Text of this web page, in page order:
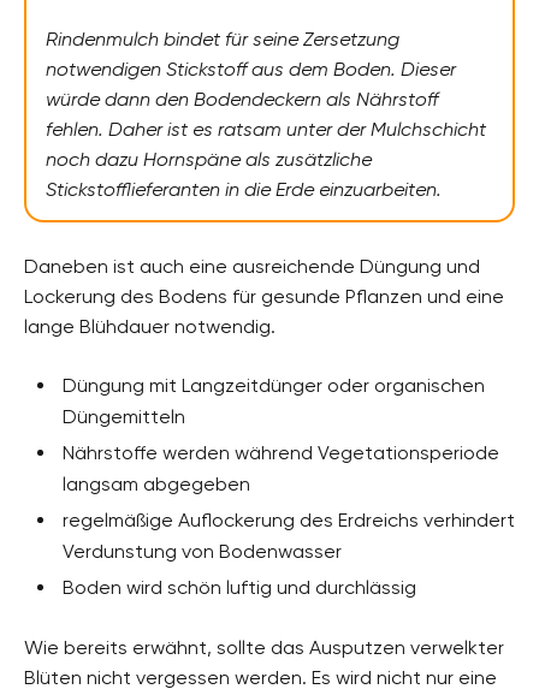
Rindenmulch bindet für seine Zersetzung
notwendigen Stickstoff aus dem Boden. Dieser
würde dann den Bodendeckern als Nährstoff
fehlen. Daher ist es ratsam unter der Mulchschicht
noch dazu Hornspäne als zusätzliche
Stickstofflieferanten in die Erde einzuarbeiten.
Daneben ist auch eine ausreichende Düngung und
Lockerung des Bodens für gesunde Pflanzen und eine
lange Blühdauer notwendig.
Düngung mit Langzeitdünger oder organischen
Düngemitteln
Nährstoffe werden während Vegetationsperiode
langsam abgegeben
regelmäßige Auflockerung des Erdreichs verhindert
Verdunstung von Bodenwasser
Boden wird schön luftig und durchlässig
Wie bereits erwähnt, sollte das Ausputzen verwelkter
Blüten nicht vergessen werden. Es wird nicht nur eine